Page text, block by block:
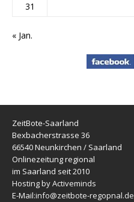
31
« Jan.
ZeitBote-Saarland
Bexbacherstrasse 36
66540 Neunkirchen / Saarland
Onlinezeitung regional
im Saarland seit 2010
Hosting by Activeminds
E-Mail:info@zeitbote-regopnal.de